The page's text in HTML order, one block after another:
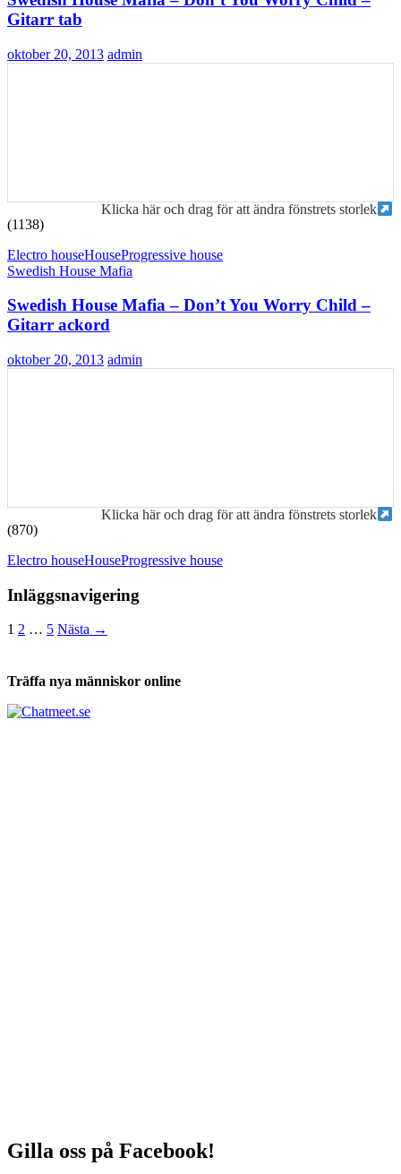
Gitarr tab
oktober 20, 2013 admin
Klicka här och drag för att ändra fönstrets storlek
(1138)
Electro houseHouseProgressive house
Swedish House Mafia
Swedish House Mafia – Don’t You Worry Child –
Gitarr ackord
oktober 20, 2013 admin
Klicka här och drag för att ändra fönstrets storlek
(870)
Electro houseHouseProgressive house
Inläggsnavigering
1 2 … 5 Nästa →
Tabs och ackord för både bas och gitarr
Träffa nya människor online
Gilla oss på Facebook!